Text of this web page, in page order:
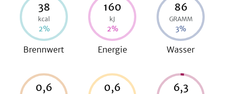
38
kcal
2%
Brennwert
160
kJ
2%
Energie
86
GRAMM
3%
Wasser
0,6 0,6 6,3